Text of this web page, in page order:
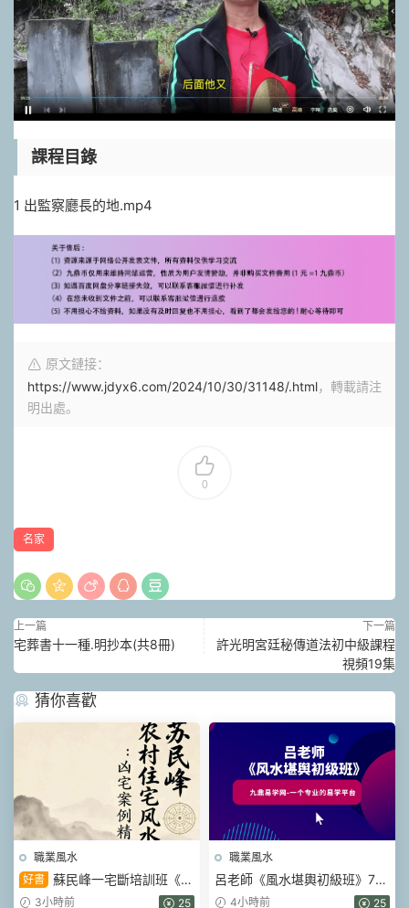
課程目錄
1 出監察廳長的地.mp4
原文鏈接：
https://www.jdyx6.com/2024/10/30/31148/.html，轉載請注
明出處。
0
名家
上一篇
宅葬書十一種.明抄本(共8冊)
下一篇
許光明宮廷秘傳道法初中級課程
視頻19集
猜你喜歡
職業風水
好書 蘇民峰一宅斷培訓班《農
村住宅風水實戰、吉宅兇宅案
3小時前 25
職業風水
呂老師《風水堪輿初級班》70
集視頻
4小時前 25